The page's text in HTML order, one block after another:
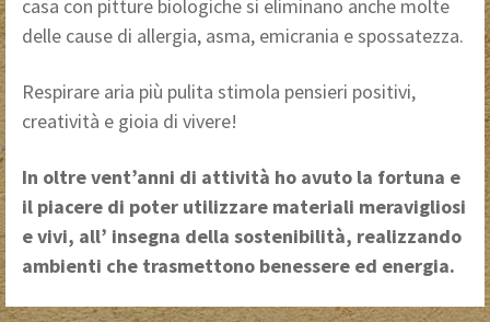
casa con pitture biologiche si eliminano anche molte
delle cause di allergia, asma, emicrania e spossatezza.
Respirare aria più pulita stimola pensieri positivi,
creatività e gioia di vivere!
In oltre vent’anni di attività ho avuto la fortuna e
il piacere di poter utilizzare materiali meravigliosi
e vivi, all’ insegna della sostenibilità, realizzando
ambienti che trasmettono benessere ed energia.